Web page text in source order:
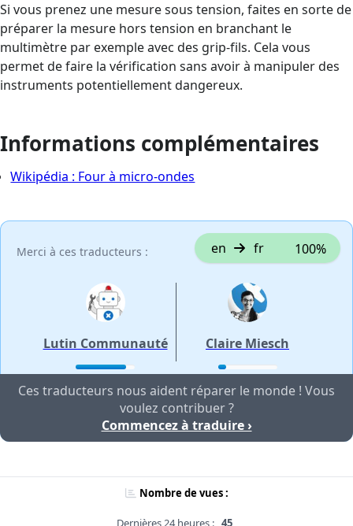
Si vous prenez une mesure sous tension, faites en sorte de
préparer la mesure hors tension en branchant le
multimètre par exemple avec des grip-fils. Cela vous
permet de faire la vérification sans avoir à manipuler des
instruments potentiellement dangereux.
Informations complémentaires
Wikipédia : Four à micro-ondes
Merci à ces traducteurs : en fr 100%
Lutin Communauté Claire Miesch
Ces traducteurs nous aident réparer le monde ! Vous
voulez contribuer ?
Commencez à traduire ›
Nombre de vues :
Dernières 24 heures : 45